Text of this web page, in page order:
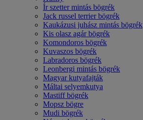
Ír szetter mintás bögrék
Jack russel terrier bögrék
Kaukázusi juhász mintás bögrék
Kis olasz agár bögrék
Komondoros bögrék
Kuvaszos bögrék
Labradoros bögrék
Leonbergi mintás bögrék
Magyar kutyafajták
Máltai selyemkutya
Mastiff bögrék
Mopsz bögre
Mudi bögrék